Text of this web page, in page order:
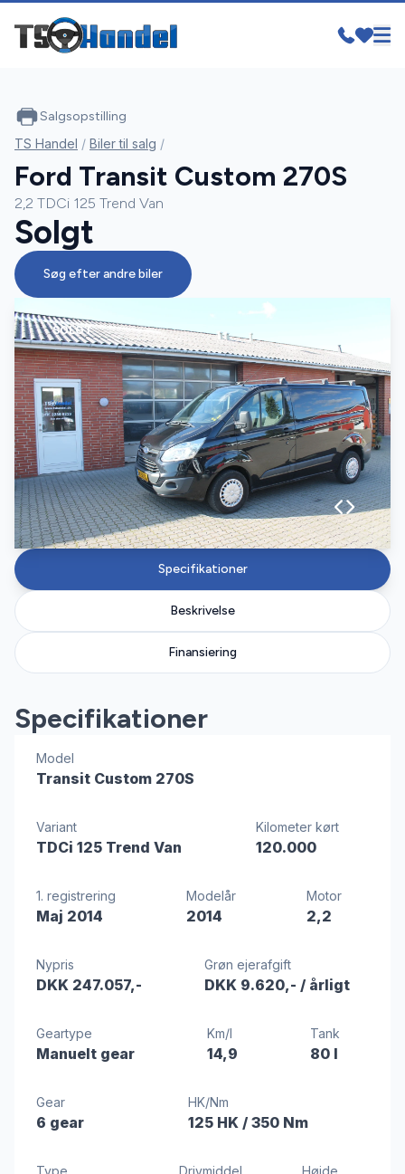
SOLGT
Specifikationer
Beskrivelse
Finansiering
Specifikationer
Model
Transit Custom 270S
Variant
TDCi 125 Trend Van
Kilometer kørt
120.000
1. registrering
Maj 2014
Modelår
2014
Motor
2,2
Nypris
DKK 247.057,-
Grøn ejerafgift
DKK 9.620,- / årligt
Geartype
Manuelt gear
Km/l
14,9
Tank
80 l
Gear
6 gear
HK/Nm
125 HK / 350 Nm
Salgsopstilling
TS Handel / Biler til salg /
Ford Transit Custom 270S
2,2 TDCi 125 Trend Van
Solgt
Søg efter andre biler